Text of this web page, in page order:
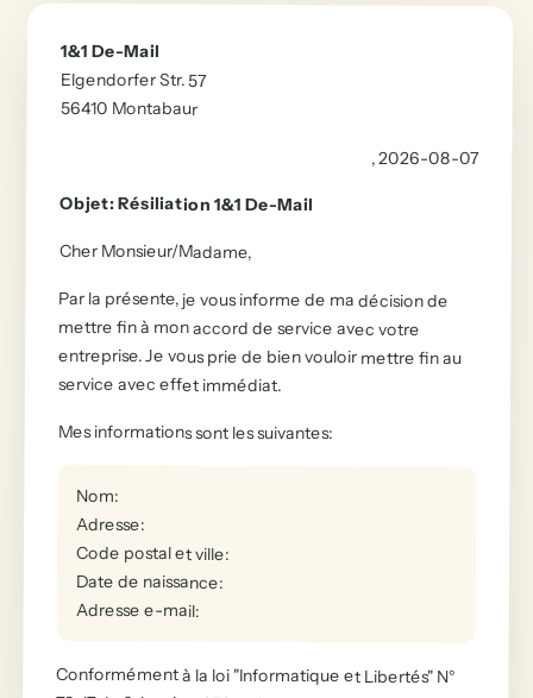
1&1 De-Mail
Elgendorfer Str. 57
56410 Montabaur
, 2026-08-07
Objet:Résiliation 1&1 De-Mail
Cher Monsieur/Madame,
Par la présente, je vous informe de ma décision de
mettre fin à mon accord de service avec votre
entreprise. Je vous prie de bien vouloir mettre fin au
service avec effet immédiat.
Mes informations sont les suivantes:
Nom:
Adresse:
Code postal et ville:
Date de naissance:
Adresse e-mail:
Conformément à la loi "Informatique et Libertés" N°
78-17 du 6 Janvier 1978, qui me permet de bénéficier
d'un droit d'accès et de rectification aux données
supprimer toutes les informations me concernant de